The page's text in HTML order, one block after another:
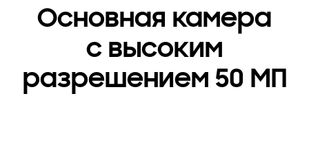
Основная камера
с высоким
разрешением 50 МП